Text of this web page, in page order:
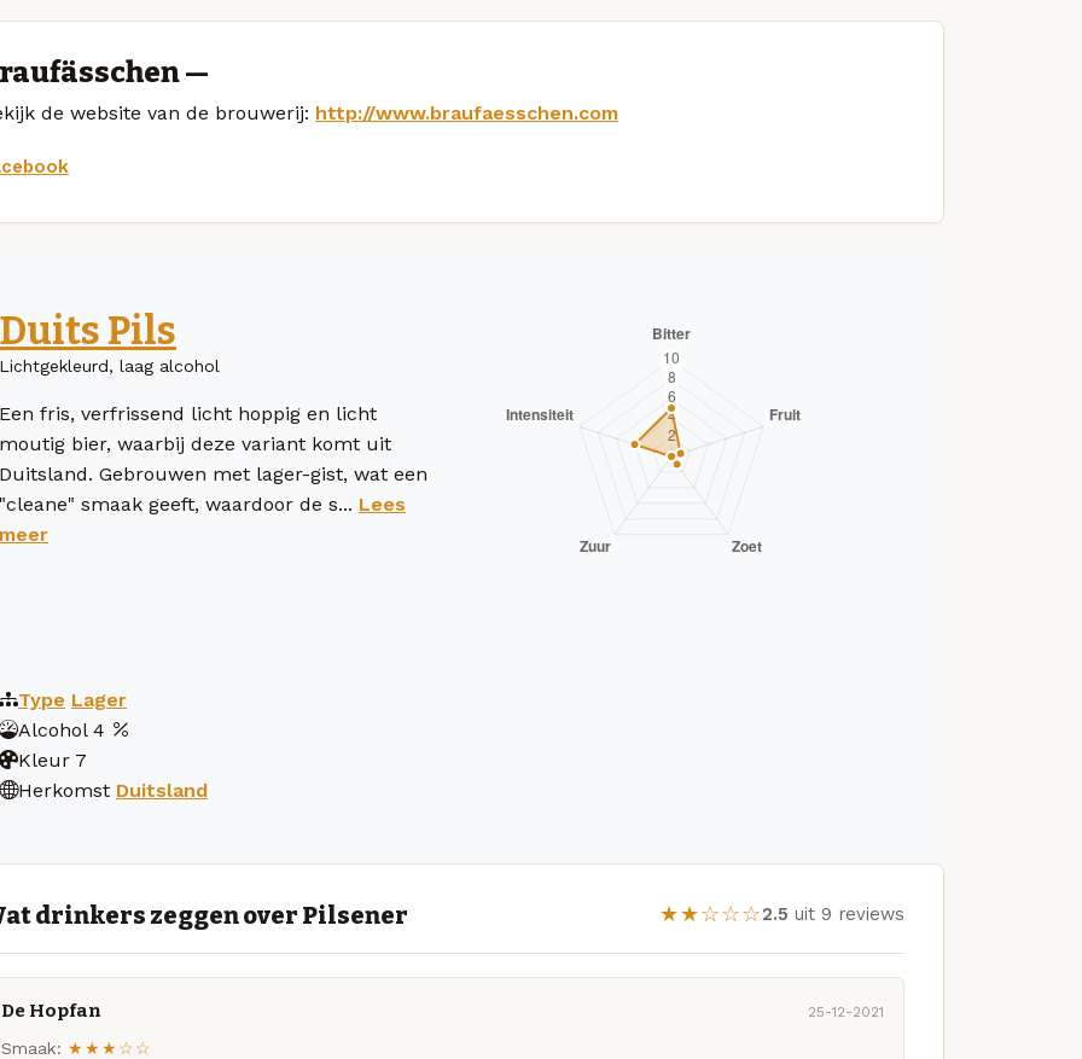
—
de website van de brouwerij: http://www.braufaesschen.com
Duits Pils
Lichtgekleurd, laag alcohol
Een fris, verfrissend licht hoppig en licht
moutig bier, waarbij deze variant komt uit
Duitsland. Gebrouwen met lager-gist, wat een
"cleane" smaak geeft, waardoor de s... Lees
meer
Type Lager
Alcohol 4
Kleur 7
Herkomst Duitsland
drinkers zeggen over Pilsener ★★☆☆☆2.5 uit 9 reviews
De Hopfan 25-12-2021
Smaak: ★★★☆☆